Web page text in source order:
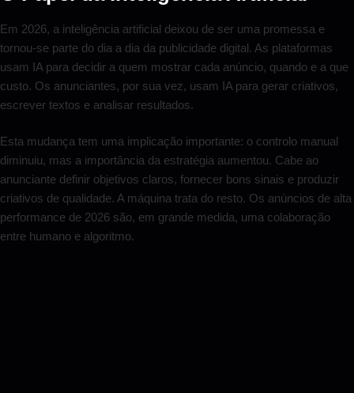
Em 2026, a inteligência artificial deixou de ser uma promessa e
tornou-se parte do dia a dia da publicidade digital. As plataformas
usam IA para decidir a quem mostrar cada anúncio, quando e a que
custo. Os anunciantes, por sua vez, usam IA para gerar criativos,
escrever textos e analisar resultados.
Esta mudança tem uma implicação importante: o controlo manual
diminuiu, mas a importância da estratégia aumentou. Cabe ao
anunciante definir objetivos claros, fornecer bons sinais e produzir
criativos de qualidade. A máquina trata do resto. Os anúncios de alta
performance de 2026 são, em grande medida, uma colaboração
entre humano e algoritmo.